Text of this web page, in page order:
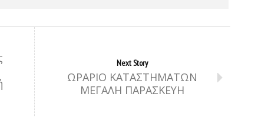
Next Story
ΩΡΑΡΙΟ ΚΑΤΑΣΤΗΜΑΤΩΝ
ΜΕΓΑΛΗ ΠΑΡΑΣΚΕΥΗ